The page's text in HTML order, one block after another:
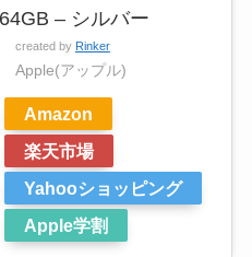
64GB – シルバー
created by Rinker
Apple(アップル)
Amazon
楽天市場
Yahooショッピング
Apple学割